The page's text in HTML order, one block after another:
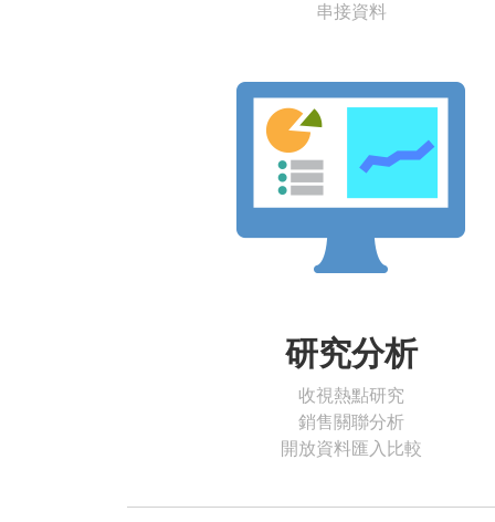
串接資料
研究分析
收視熱點研究
銷售關聯分析
開放資料匯入比較